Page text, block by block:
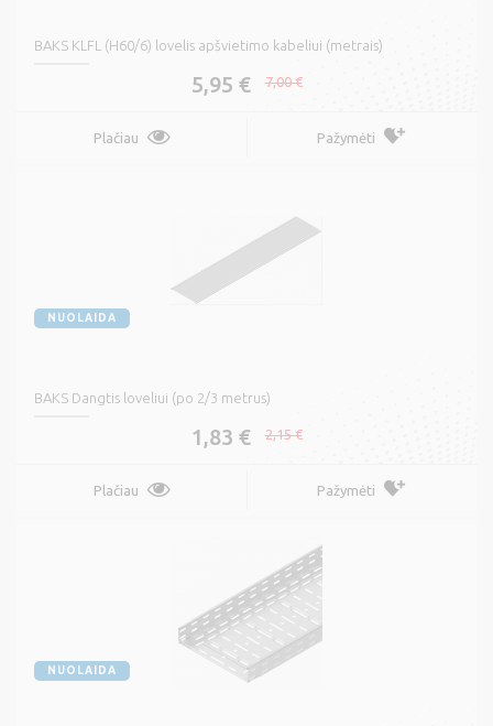
BAKS KLFL (H60/6) lovelis apšvietimo kabeliui (metrais)
5,95 € 7,00 €
Plačiau Pažymėti
NUOLAIDA
BAKS Dangtis loveliui (po 2/3 metrus)
1,83 € 2,15 €
Plačiau Pažymėti
NUOLAIDA